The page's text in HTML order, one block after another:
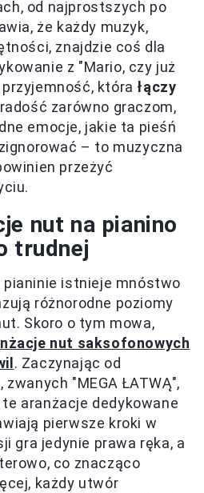
od najprostszych po
że każdy muzyk,
znajdzie coś dla
z "Mario, czy już
którałączy
zarówno graczom,
emocje, jakie ta pieśń
– to muzyczna
przeżyć
nut na pianino
trudnej
pianinie istnieje mnóstwo
różnorodne poziomy
Skoro o tym mowa,
nut saksofonowych
. Zaczynając od
"MEGA ŁATWĄ",
aranżacje dedykowane
pierwsze kroki w
gra jedynie prawa ręka, a
co znacząco
każdy utwór